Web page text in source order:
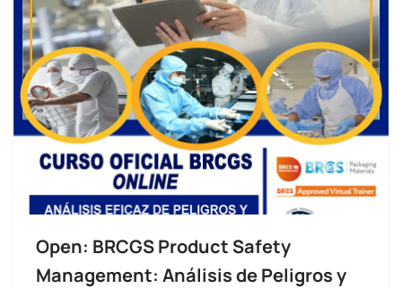
Open: BRCGS Product Safety
Management: Análisis de Peligros y